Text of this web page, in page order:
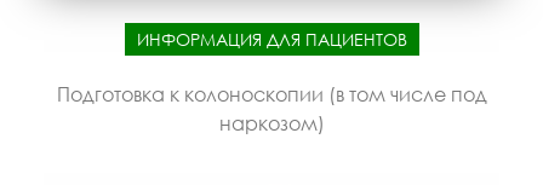
ИНФОРМАЦИЯ ДЛЯ ПАЦИЕНТОВ
Подготовка к колоноскопии (в том числе под
наркозом)